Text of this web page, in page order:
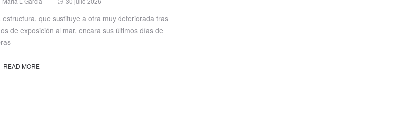
estructura, que sustituye a otra muy deteriorada tras
de exposición al mar, encara sus últimos días de
READ MORE